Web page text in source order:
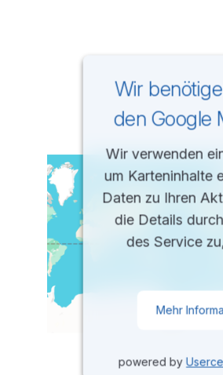
Wir
den Google
Wir verwenden
um Karteninhalte
Daten zu Ihren
die Details
des Service
Mehr
powered by